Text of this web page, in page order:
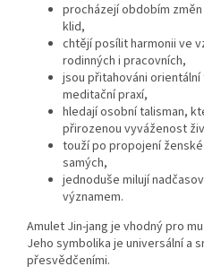
procházejí obdobím
klid,
chtějí posílit harmonii ve
rodinných i pracovních,
jsou přitahováni
meditační praxí,
hledají osobní talisman,
přirozenou vyváženost
touží po propojení
samých,
jednoduše milují
významem.
Amulet Jin-jang je vhodný pro
Jeho symbolika je universální a
přesvědčeními.